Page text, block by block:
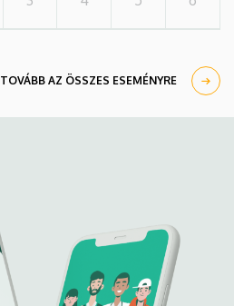
TOVÁBB AZ ÖSSZES ESEMÉNYRE